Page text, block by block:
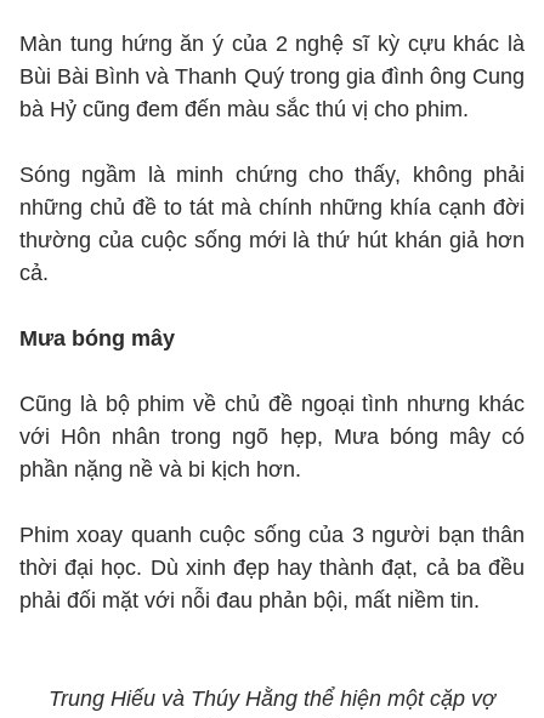
Màn tung hứng ăn ý của 2 nghệ sĩ kỳ cựu khác là
Bùi Bài Bình và Thanh Quý trong gia đình ông Cung
bà Hỷ cũng đem đến màu sắc thú vị cho phim.
Sóng ngầm là minh chứng cho thấy, không phải
những chủ đề to tát mà chính những khía cạnh đời
thường của cuộc sống mới là thứ hút khán giả hơn
cả.
Mưa bóng mây
Cũng là bộ phim về chủ đề ngoại tình nhưng khác
với Hôn nhân trong ngõ hẹp, Mưa bóng mây có
phần nặng nề và bi kịch hơn.
Phim xoay quanh cuộc sống của 3 người bạn thân
thời đại học. Dù xinh đẹp hay thành đạt, cả ba đều
phải đối mặt với nỗi đau phản bội, mất niềm tin.
Trung Hiếu và Thúy Hằng thể hiện một cặp vợ